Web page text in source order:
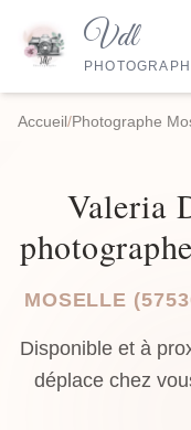
Vdl
Accueil/Photographe
Valeria
MOSELLE
Disponible et à
déplace chez